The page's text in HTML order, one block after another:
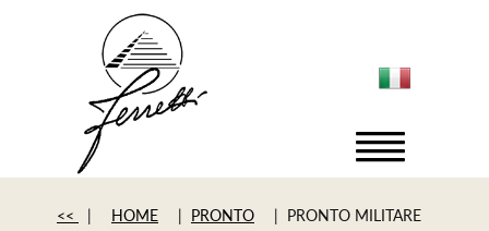
<< | HOME | PRONTO | PRONTO MILITARE